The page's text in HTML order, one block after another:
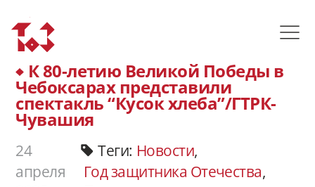
К 80-летию Великой Победы в
Чебоксарах представили
спектакль “Кусок хлеба”/ГТРК-
Чувашия
24
апреля
Теги: Новости,
Год защитника Отечества,